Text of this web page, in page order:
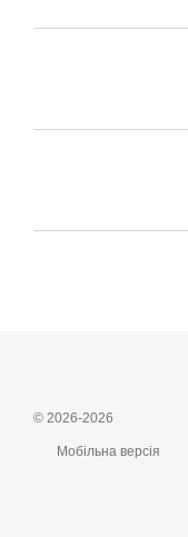
© 2026-2026
Мобільна версія